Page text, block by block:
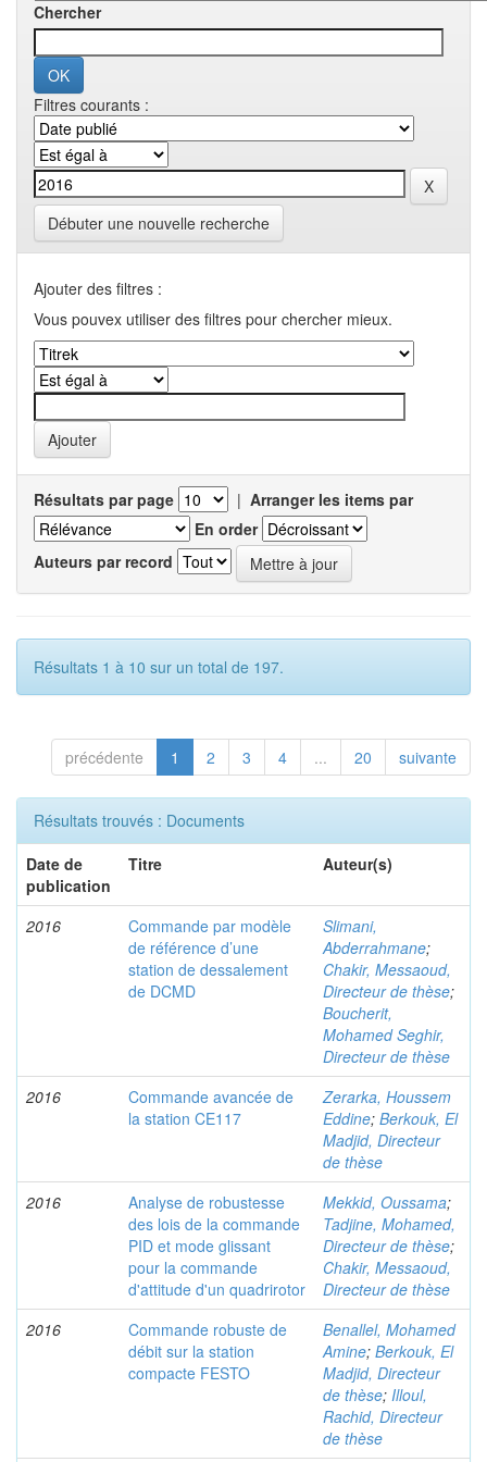
Chercher
Filtres courants :
Débuter une nouvelle recherche
Ajouter des filtres :
Vous pouvex utiliser des filtres pour chercher mieux.
Résultats par page | Arranger les items par
En order
Auteurs par record
Résultats 1 à 10 sur un total de 197.
précédente 1 2 3 4 ... 20 suivante
Résultats trouvés : Documents
Date de
publication
Titre Auteur(s)
2016
Commande par modèle
de référence d’une
station de dessalement
de DCMD
Slimani,
Abderrahmane;
Chakir, Messaoud,
Directeur de thèse;
Boucherit,
Mohamed Seghir,
Directeur de thèse
2016
Commande avancée de
la station CE117
Zerarka, Houssem
Eddine; Berkouk, El
Madjid, Directeur
de thèse
2016
Analyse de robustesse
des lois de la commande
PID et mode glissant
pour la commande
d'attitude d'un quadrirotor
Mekkid, Oussama;
Tadjine, Mohamed,
Directeur de thèse;
Chakir, Messaoud,
Directeur de thèse
2016
Commande robuste de
débit sur la station
compacte FESTO
Benallel, Mohamed
Amine; Berkouk, El
Madjid, Directeur
de thèse; Illoul,
Rachid, Directeur
de thèse